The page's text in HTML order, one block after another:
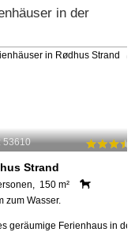
in der
53610
Strand
150 m²
zum Wasser.
geräumige Ferienhaus in der